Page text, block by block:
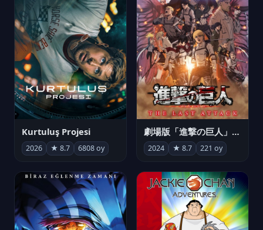
Kurtuluş Projesi
2026 ★ 8.7 6808 oy
劇場版「進撃の巨人」完結編 THE LAST ATTACK
2024 ★ 8.7 221 oy